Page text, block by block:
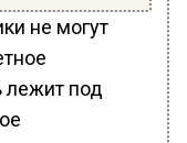
не могут
лежит под